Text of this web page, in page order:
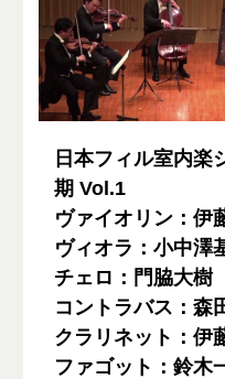
日本フィル室内
期 Vol.1
ヴァイオリン：伊
ヴィオラ：小中澤
チェロ：門脇大樹
コントラバス：森
クラリネット：伊
ファゴット：鈴木